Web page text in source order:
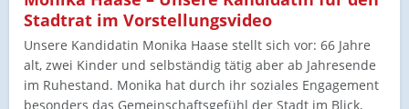
Stadtrat im Vorstellungsvideo
Unsere Kandidatin Monika Haase stellt sich vor: 66 Jahre
alt, zwei Kinder und selbständig tätig aber ab Jahresende
im Ruhestand. Monika hat durch ihr soziales Engagement
besonders das Gemeinschaftsgefühl der Stadt im Blick,